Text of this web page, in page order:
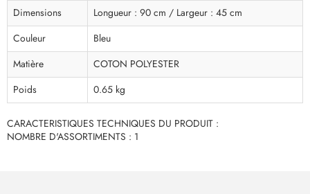
Dimensions
Longueur : 90 cm / Largeur : 45 cm
Couleur
Bleu
Matière
COTON POLYESTER
Poids
0.65 kg
CARACTERISTIQUES TECHNIQUES DU PRODUIT :
NOMBRE D'ASSORTIMENTS : 1